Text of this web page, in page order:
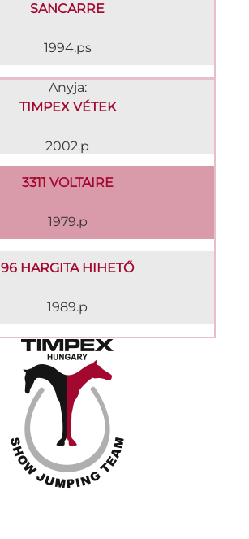
SANCARRE
1994.ps
Anyja:
TIMPEX VÉTEK
2002.p
3311 VOLTAIRE
1979.p
96 HARGITA HIHETŐ
1989.p